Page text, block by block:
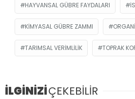
HAYVANSAL GÜBRE FAYDALARI
KIMYASAL GÜBRE ZAMMI
TARIMSAL VERIMLILIK TOPRAK
İLGİNİZİÇEKEBİLİR